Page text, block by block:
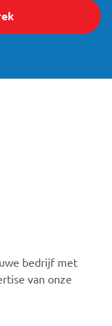
bedrijf met
van onze